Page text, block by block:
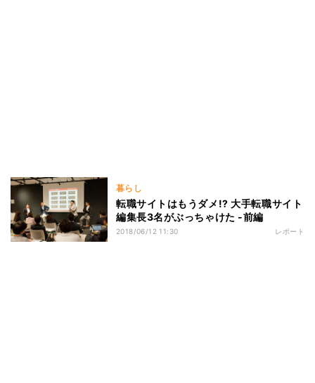
暮らし
転職サイトはもうダメ!? 大手転職サイト
編集長3名がぶっちゃけた -前編
2018/06/12 11:30 レポート